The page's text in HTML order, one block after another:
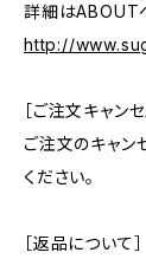
詳細はABOUT
http://
［ご注文キャン
ご注文のキャン
ください。
［返品について］